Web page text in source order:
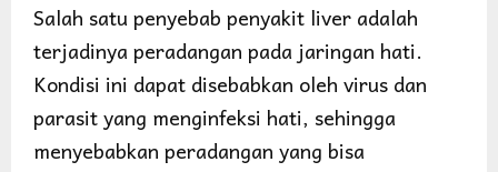
Salah satu penyebab penyakit liver adalah
terjadinya peradangan pada jaringan hati.
Kondisi ini dapat disebabkan oleh virus dan
parasit yang menginfeksi hati, sehingga
menyebabkan peradangan yang bisa